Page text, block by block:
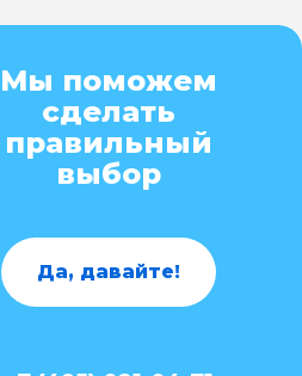
Мы поможем
сделать
правильный
выбор
Да, давайте!